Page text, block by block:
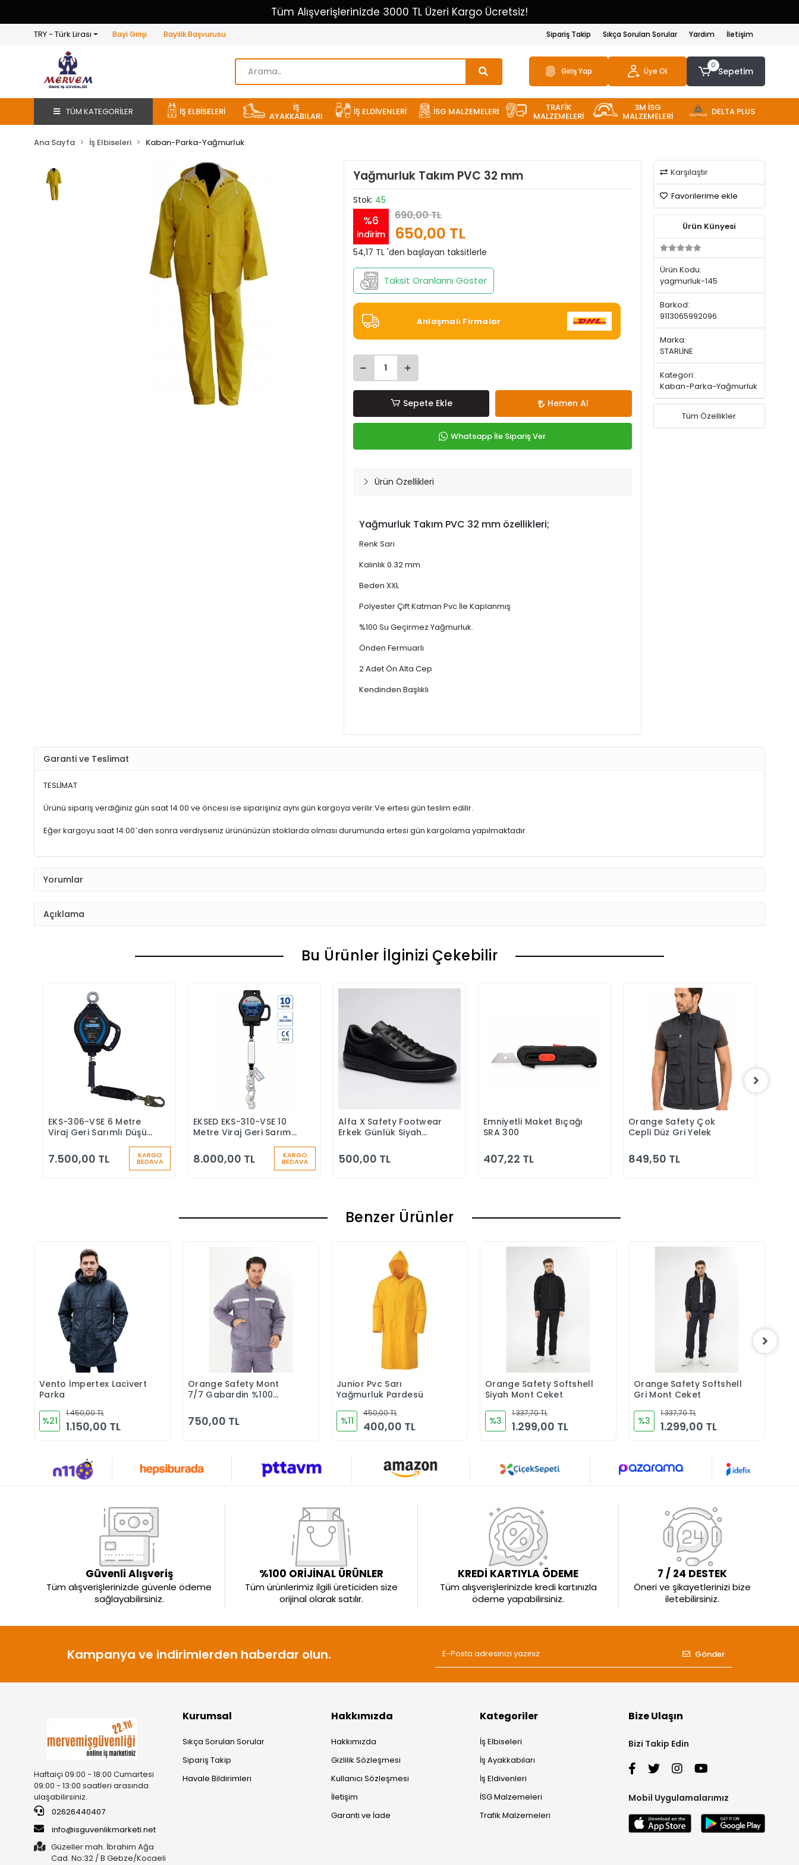
Tüm Alışverişlerinizde 3000 TL Üzeri Kargo Ücretsiz!
TRY - Türk Lirası Bayi Girişi Bayilik Başvurusu Sipariş Takip Sıkça Sorulan Sorular Yardım İletişim
Giriş Yap Üye Ol
0
Sepetim
TÜM KATEGORİLER İŞ ELBİSELERİ İŞ
AYAKKABILARI İŞ ELDİVENLERİ İSG MALZEMELERİ TRAFİK
MALZEMELERİ
3M İSG
MALZEMELERİ DELTA PLUS
Ana Sayfa İş Elbiseleri Kaban-Parka-Yağmurluk
Yağmurluk Takım PVC 32 mm
Stok: 45
%6
indirim
690,00 TL
650,00 TL
54,17 TL 'den başlayan taksitlerle
Taksit Oranlarını Göster
Anlaşmalı Firmalar
Sepete Ekle Hemen Al
Whatsapp İle Sipariş Ver
Ürün Özellikleri
Yağmurluk Takım PVC 32 mm özellikleri;
Renk Sarı
Kalınlık 0.32 mm
Beden XXL
Polyester Çift Katman Pvc İle Kaplanmış
%100 Su Geçirmez Yağmurluk.
Önden Fermuarlı
2 Adet Ön Alta Cep
Kendinden Başlıklı
Karşılaştır
Favorilerime ekle
Ürün Künyesi
Ürün Kodu:
yagmurluk-145
Barkod:
9113065992096
Marka:
STARLİNE
Kategori:
Kaban-Parka-Yağmurluk
Tüm Özellikler
Garanti ve Teslimat
TESLİMAT
Ürünü sipariş verdiğiniz gün saat 14:00 ve öncesi ise siparişiniz aynı gün kargoya verilir.Ve ertesi gün teslim edilir.
Eğer kargoyu saat 14:00`den sonra verdiyseniz ürününüzün stoklarda olması durumunda ertesi gün kargolama yapılmaktadır.
Yorumlar
Açıklama
Bu Ürünler İlginizi Çekebilir
Sepete Ekle
EKS-306-VSE 6 Metre
Viraj Geri Sarımlı Düşüş
Kenar
7.500,00 TL KARGO
BEDAVA
Sepete Ekle
EKSED EKS-310-VSE 10
Metre Viraj Geri Sarımlı
8.000,00 TL KARGO
BEDAVA
Sepete Ekle
Alfa X Safety Footwear
Erkek Günlük Siyah
500,00 TL
Sepete Ekle
Emniyetli Maket Bıçağı
SRA 300
407,22 TL
Sepete Ekle
Orange Safety Çok
Cepli Düz Gri Yelek
849,50 TL
Benzer Ürünler
Sepete Ekle
Vento İmpertex Lacivert
Parka
%21
1.450,00 TL
1.150,00 TL
Sepete Ekle
Orange Safety Mont
7/7 Gabardin %100
Kapitoneli Kışlık Gri
750,00 TL
Sepete Ekle
Junior Pvc Sarı
Yağmurluk Pardesü
%11
450,00 TL
400,00 TL
Sepete Ekle
Orange Safety Softshell
Siyah Mont Ceket
%3
1.337,70 TL
1.299,00 TL
Sepete Ekle
Orange Safety Softshell
Gri Mont Ceket
%3
1.337,70 TL
1.299,00 TL
Güvenli Alışveriş
Tüm alışverişlerinizde güvenle ödeme
sağlayabilirsiniz.
%100 ORİJİNAL ÜRÜNLER
Tüm ürünlerimiz ilgili üreticiden size
orijinal olarak satılır.
KREDİ KARTIYLA ÖDEME
Tüm alışverişlerinizde kredi kartınızla
ödeme yapabilirsiniz.
7 / 24 DESTEK
Öneri ve şikayetlerinizi bize
iletebilirsiniz.
Kampanya ve indirimlerden haberdar olun. Gönder
Haftaiçi 09:00 - 18:00 Cumartesi
09:00 - 13:00 saatleri arasında
ulaşabilirsiniz.
02626440407
info@isguvenlikmarketi.net
Güzeller mah. İbrahim Ağa
Cad. No:32 / B Gebze/Kocaeli
Kurumsal
Sıkça Sorulan Sorular
Sipariş Takip
Havale Bildirimleri
Hakkımızda
Hakkımızda
Gizlilik Sözleşmesi
Kullanıcı Sözleşmesi
İletişim
Garanti ve İade
Kategoriler
İş Elbiseleri
İş Ayakkabıları
İş Eldivenleri
İSG Malzemeleri
Trafik Malzemeleri
Bize Ulaşın
Bizi Takip Edin
Mobil Uygulamalarımız